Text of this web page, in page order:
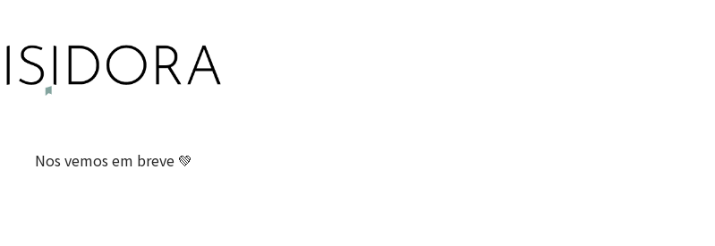
Nos vemos em breve 💚